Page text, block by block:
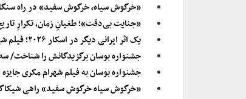
«خرگوش سیاه، خرگوش سفید» در راه
«جنایت بی‌دقت»؛ طغیانِ زمان، تکرارِ
یک اثر ایرانی دیگر در اسکار ۲۰۲۶؛ فیلم شهرام مکری نماینده تاجیکستان شد
جشنواره بوسان برگزیدگانش را شناخت/ سه
جشنواره بوسان به فیلم شهرام مکری جایزه
«خرگوش سیاه خرگوش سفید» راهی